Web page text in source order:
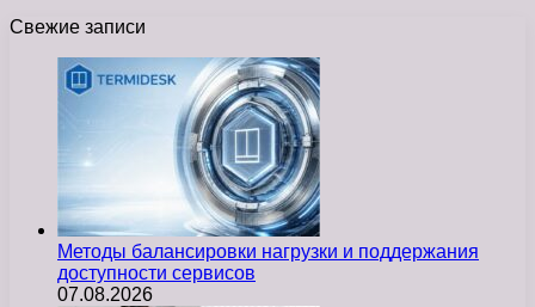
Свежие записи
Методы балансировки нагрузки и поддержания
доступности сервисов
07.08.2026